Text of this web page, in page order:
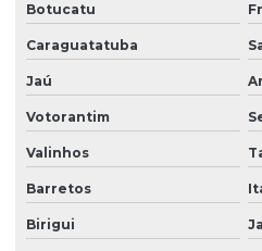
Laudo de luminosidade
Laudo pcmso
Laudo pericial insalubridade
Laudo pericial de periculosidade
Botucatu
Caraguatatuba
Jaú
Votorantim
Valinhos
Barretos
Birigui